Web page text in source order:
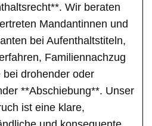
Wir beraten
Mandantinnen und
bei Aufenthaltstiteln,
Familiennachzug
bei drohender oder
**Abschiebung**. Unser
ist eine klare,